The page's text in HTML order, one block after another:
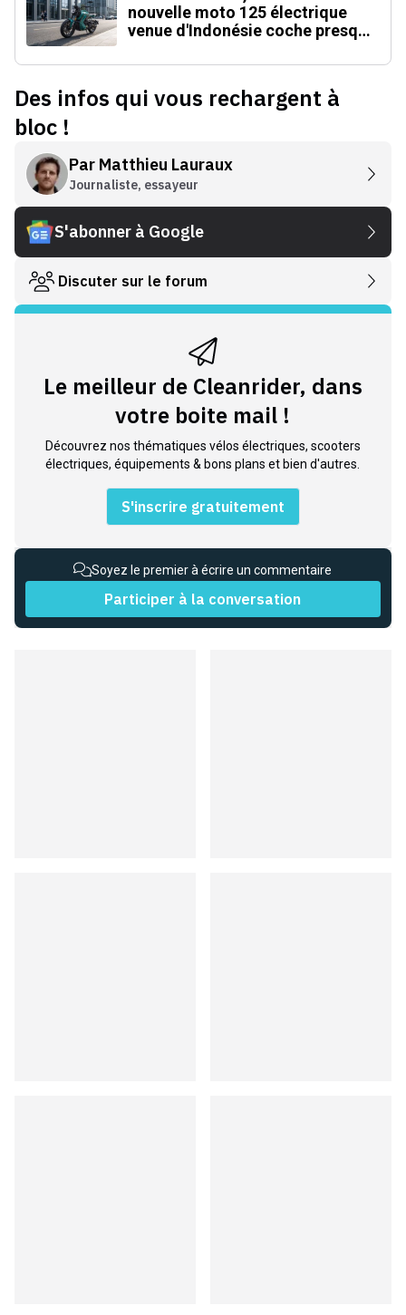
nouvelle moto 125 électrique
venue d'Indonésie coche presque
Des infos qui vous rechargent à
bloc !
Par Matthieu Lauraux
Journaliste, essayeur
S'abonner à Google
Discuter sur le forum
Le meilleur de Cleanrider, dans
votre boite mail !
Découvrez nos thématiques vélos électriques, scooters
électriques, équipements & bons plans et bien d'autres.
S'inscrire gratuitement
Soyez le premier à écrire un commentaire
Participer à la conversation